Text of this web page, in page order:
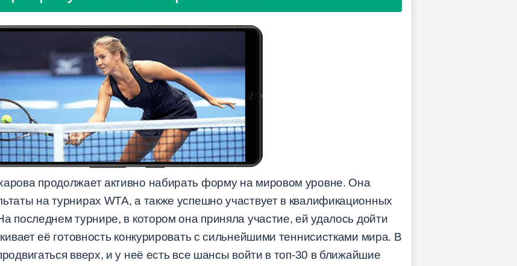
продолжает активно набирать форму на мировом уровне. Она
на турнирах WTA, а также успешно участвует в квалификационных
последнем турнире, в котором она приняла участие, ей удалось дойти
её готовность конкурировать с сильнейшими теннисистками мира. В
вверх, и у неё есть все шансы войти в топ-30 в ближайшие